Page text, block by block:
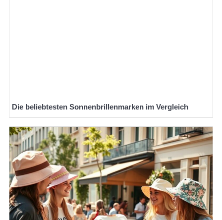
Die beliebtesten Sonnenbrillenmarken im Vergleich